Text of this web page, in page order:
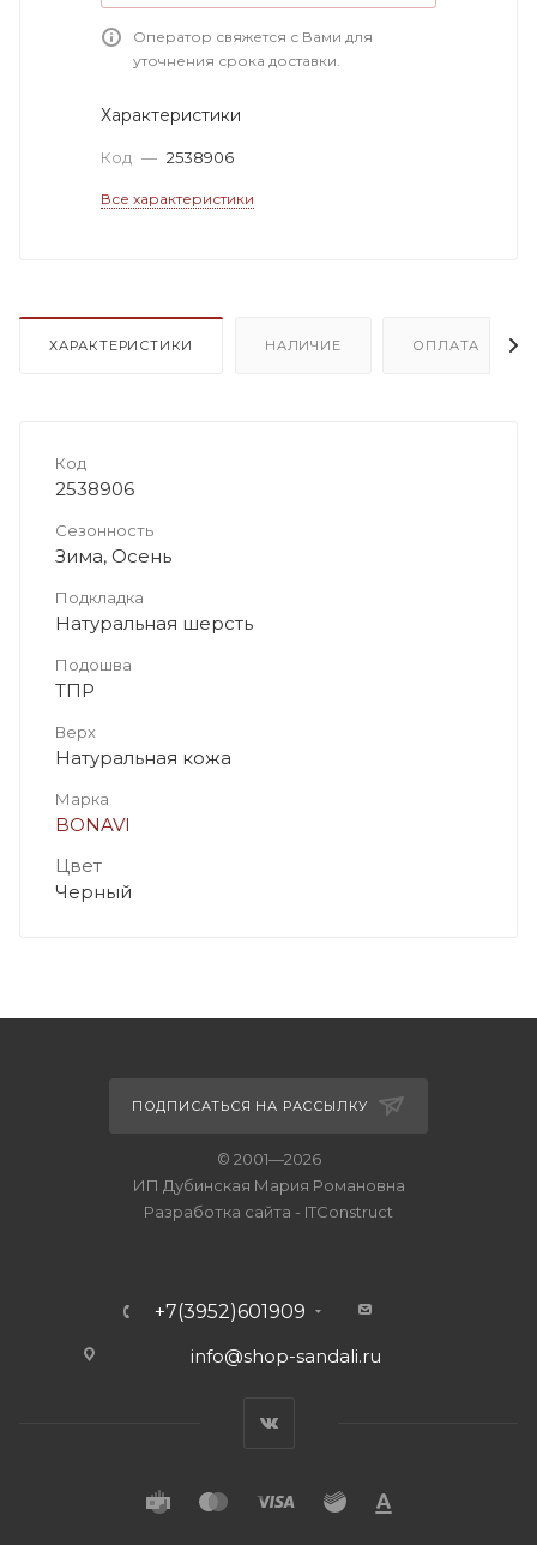
Оператор свяжется с Вами для
уточнения срока доставки.
Характеристики
Код — 2538906
Все характеристики
ХАРАКТЕРИСТИКИ НАЛИЧИЕ ОПЛАТА
Код
2538906
Сезонность
Зима, Осень
Подкладка
Натуральная шерсть
Подошва
ТПР
Верх
Натуральная кожа
Марка
BONAVI
Цвет
Черный
ПОДПИСАТЬСЯ НА РАССЫЛКУ
© 2001—2026
ИП Дубинская Мария Романовна
Разработка сайта - ITConstruct
+7(3952)601909
info@shop-sandali.ru